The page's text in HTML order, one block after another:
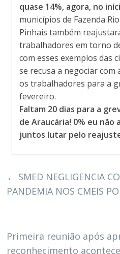
quase 14%, agora, no
municípios de Fazenda
Pinhais também
trabalhadores em torno
com esses exemplos das
se recusa a negociar
os trabalhadores para a
fevereiro.
Faltam 20 dias para a
de Araucária! 0% eu não
juntos lutar pelo
← SMED NEGLIGENCIA
PANDEMIA NOS CMEIS
Primeira reunião após
reconhecimento